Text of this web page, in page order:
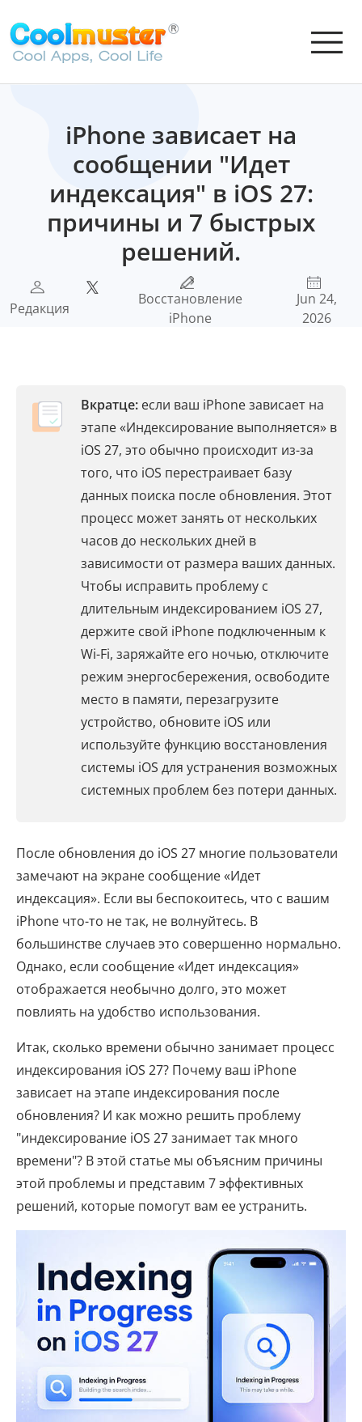
iPhone зависает на
сообщении "Идет
индексация" в iOS 27:
причины и 7 быстрых
решений.
Редакция
Восстановление
iPhone
Jun 24,
2026
Вкратце: если ваш iPhone зависает на
этапе «Индексирование выполняется» в
iOS 27, это обычно происходит из-за
того, что iOS перестраивает базу
данных поиска после обновления. Этот
процесс может занять от нескольких
часов до нескольких дней в
зависимости от размера ваших данных.
Чтобы исправить проблему с
длительным индексированием iOS 27,
держите свой iPhone подключенным к
Wi-Fi, заряжайте его ночью, отключите
режим энергосбережения, освободите
место в памяти, перезагрузите
устройство, обновите iOS или
используйте функцию восстановления
системы iOS для устранения возможных
системных проблем без потери данных.
После обновления до iOS 27 многие пользователи
замечают на экране сообщение «Идет
индексация». Если вы беспокоитесь, что с вашим
iPhone что-то не так, не волнуйтесь. В
большинстве случаев это совершенно нормально.
Однако, если сообщение «Идет индексация»
отображается необычно долго, это может
повлиять на удобство использования.
Итак, сколько времени обычно занимает процесс
индексирования iOS 27? Почему ваш iPhone
зависает на этапе индексирования после
обновления? И как можно решить проблему
"индексирование iOS 27 занимает так много
времени"? В этой статье мы объясним причины
этой проблемы и представим 7 эффективных
решений, которые помогут вам ее устранить.